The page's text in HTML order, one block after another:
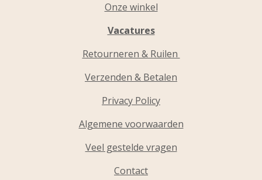
Onze winkel
Vacatures
Retourneren & Ruilen
Verzenden & Betalen
Privacy Policy
Algemene voorwaarden
Veel gestelde vragen
Contact